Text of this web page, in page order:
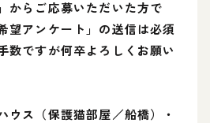
からご応募いただいた方で
望アンケート」の送信は必須
数ですが何卒よろしくお願い
ウス（保護猫部屋／船橋）・